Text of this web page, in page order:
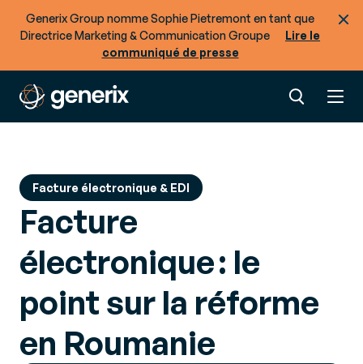
Generix Group nomme Sophie Pietremont en tant que
Directrice Marketing & Communication Groupe
Lire le
communiqué de presse
Facture électronique & EDI
Facture
électronique : le
point sur la réforme
en Roumanie